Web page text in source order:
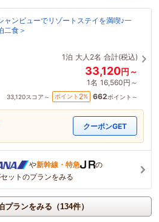
ャンビューでリゾートステイを満喫♪一
二食＞
1泊 大人2名 合計(税込)
33,120円～
1名 16,560円～
33,120スコア～ ポイント 2% 662ポイント～
クーポンGET
や新幹線・特急
の
ットのプランをみる
プランをみる（134件）